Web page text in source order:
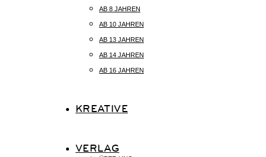
AB 8 JAHREN
AB 10 JAHREN
AB 13 JAHREN
AB 14 JAHREN
AB 16 JAHREN
KREATIVE
VERLAG